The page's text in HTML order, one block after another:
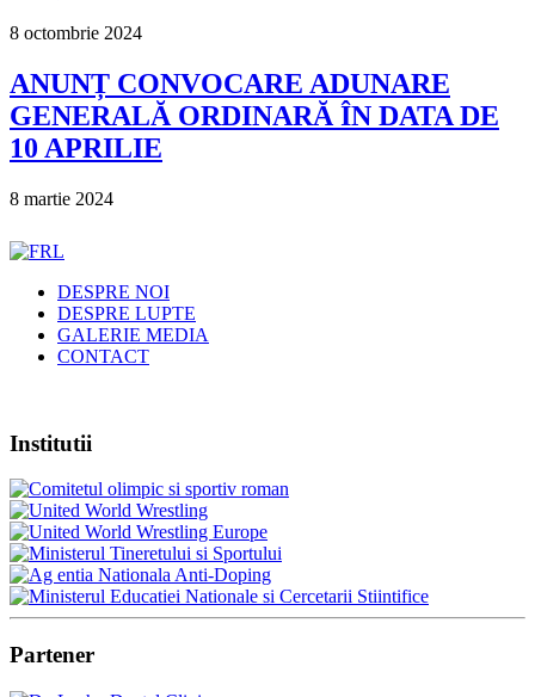
8 octombrie 2024
ANUNȚ CONVOCARE ADUNARE
GENERALĂ ORDINARĂ ÎN DATA DE
10 APRILIE
8 martie 2024
DESPRE NOI
DESPRE LUPTE
GALERIE MEDIA
CONTACT
Institutii
Partener